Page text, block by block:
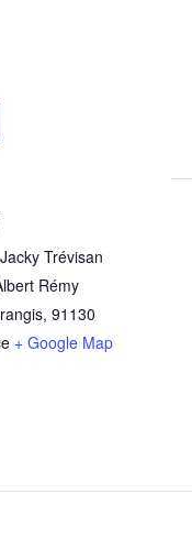
Trévisan
Rémy
, 91130
+ Google Map